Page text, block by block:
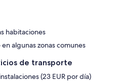
habitaciones
algunas zonas comunes
de transporte
(23 EUR por día)